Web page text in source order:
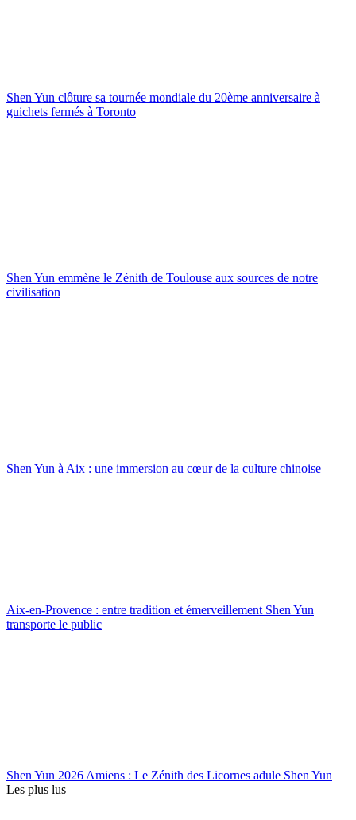
Shen Yun clôture sa tournée mondiale du 20ème anniversaire à
guichets fermés à Toronto
Shen Yun emmène le Zénith de Toulouse aux sources de notre
civilisation
Shen Yun à Aix : une immersion au cœur de la culture chinoise
Aix-en-Provence : entre tradition et émerveillement Shen Yun
transporte le public
Shen Yun 2026 Amiens : Le Zénith des Licornes adule Shen Yun
Les plus lus